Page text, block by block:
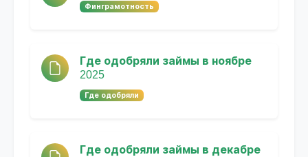
Финграмотность
Где одобряли займы в ноябре
2025
Где одобряли
Где одобряли займы в декабре